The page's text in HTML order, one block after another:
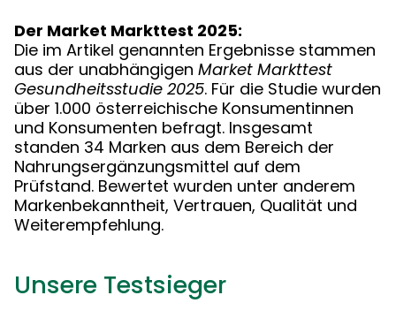
Der Market Markttest 2025:
Die im Artikel genannten Ergebnisse stammen
aus der unabhängigen Market Markttest
Gesundheitsstudie 2025. Für die Studie wurden
über 1.000 österreichische Konsumentinnen
und Konsumenten befragt. Insgesamt
standen 34 Marken aus dem Bereich der
Nahrungsergänzungsmittel auf dem
Prüfstand. Bewertet wurden unter anderem
Markenbekanntheit, Vertrauen, Qualität und
Weiterempfehlung.
Unsere Testsieger